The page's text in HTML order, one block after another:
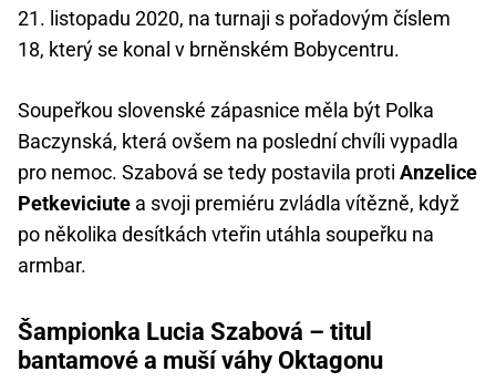
21. listopadu 2020, na turnaji s pořadovým číslem
18, který se konal v brněnském Bobycentru.
Soupeřkou slovenské zápasnice měla být Polka
Baczynská, která ovšem na poslední chvíli vypadla
pro nemoc. Szabová se tedy postavila proti Anzelice
Petkeviciute a svoji premiéru zvládla vítězně, když
po několika desítkách vteřin utáhla soupeřku na
armbar.
Šampionka Lucia Szabová – titul
bantamové a muší váhy Oktagonu